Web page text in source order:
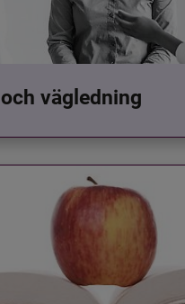
vägledning